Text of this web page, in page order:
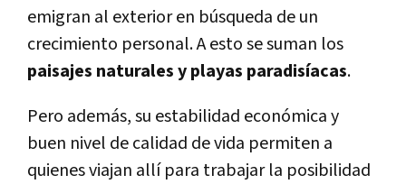
emigran al exterior en búsqueda de un
crecimiento personal. A esto se suman los
paisajes naturales y playas paradisíacas.
Pero además, su estabilidad económica y
buen nivel de calidad de vida permiten a
quienes viajan allí para trabajar la posibilidad